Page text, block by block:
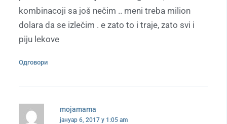
kombinacoji sa još nečim .. meni treba milion
dolara da se izlečim . e zato to i traje, zato svi i
piju lekove
Одговори
mojamama
јануар 6, 2017 у 1:05 am